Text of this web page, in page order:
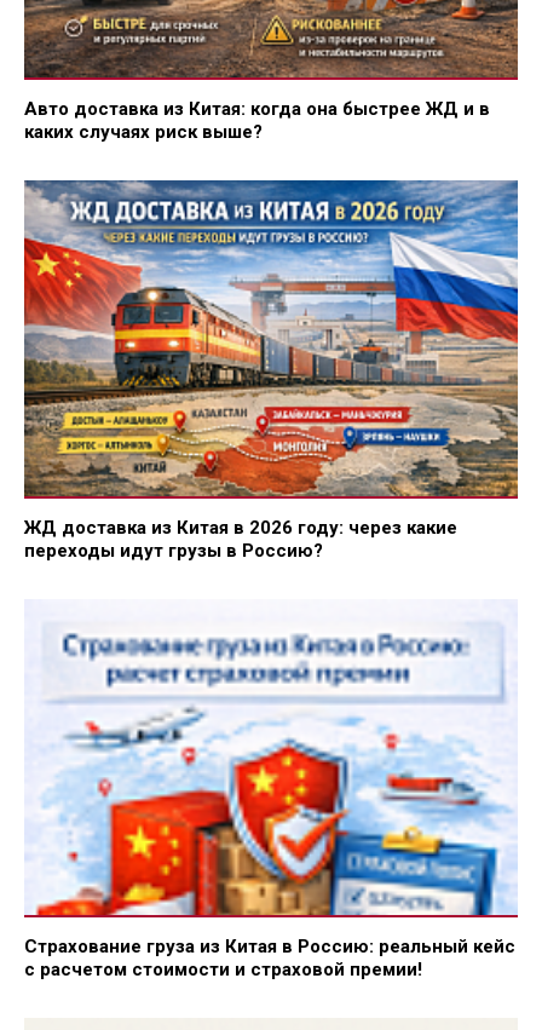
Авто доставка из Китая: когда она быстрее ЖД и в
каких случаях риск выше?
ЖД доставка из Китая в 2026 году: через какие
переходы идут грузы в Россию?
Страхование груза из Китая в Россию: реальный кейс
с расчетом стоимости и страховой премии!